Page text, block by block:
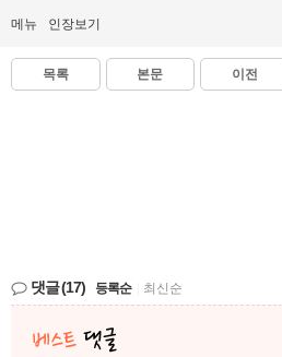
메뉴 인장보기
목록 본문 이전
댓글(17) 등록순 최신순